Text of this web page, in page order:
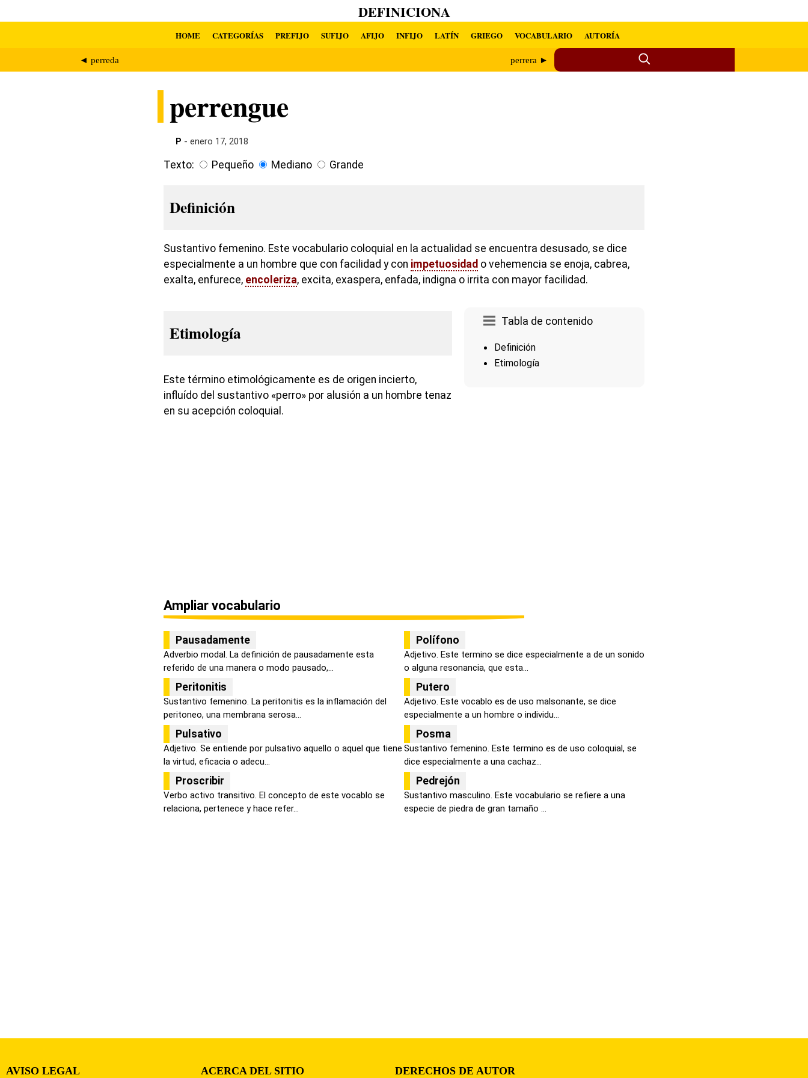
DEFINICIONA
HOME CATEGORÍAS PREFIJO SUFIJO AFIJO INFIJO LATÍN GRIEGO VOCABULARIO AUTORÍA
◄ perreda perrera ►
perrengue
P - enero 17, 2018
Texto: Pequeño Mediano Grande
Definición
Sustantivo femenino. Este vocabulario coloquial en la actualidad se encuentra desusado, se dice
especialmente a un hombre que con facilidad y con impetuosidad o vehemencia se enoja, cabrea,
exalta, enfurece, encoleriza, excita, exaspera, enfada, indigna o irrita con mayor facilidad.
Tabla de contenido
Definición
Etimología
Etimología
Este término etimológicamente es de origen incierto,
influído del sustantivo «perro» por alusión a un hombre tenaz
en su acepción coloquial.
Ampliar vocabulario
Pausadamente
Adverbio modal. La definición de pausadamente esta
referido de una manera o modo pausado,...
Polífono
Adjetivo. Este termino se dice especialmente a de un sonido
o alguna resonancia, que esta...
Peritonitis
Sustantivo femenino. La peritonitis es la inflamación del
peritoneo, una membrana serosa...
Putero
Adjetivo. Este vocablo es de uso malsonante, se dice
especialmente a un hombre o individu...
Pulsativo
Adjetivo. Se entiende por pulsativo aquello o aquel que tiene
la virtud, eficacia o adecu...
Posma
Sustantivo femenino. Este termino es de uso coloquial, se
dice especialmente a una cachaz...
Proscribir
Verbo activo transitivo. El concepto de este vocablo se
relaciona, pertenece y hace refer...
Pedrejón
Sustantivo masculino. Este vocabulario se refiere a una
especie de piedra de gran tamaño ...
AVISO LEGAL ACERCA DEL SITIO DERECHOS DE AUTOR